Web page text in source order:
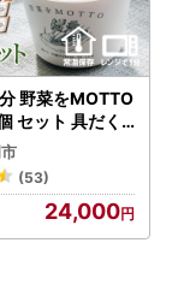
野菜をMOTTO
セット 具だく
朝食 惣菜 国産
存(53)
24,000